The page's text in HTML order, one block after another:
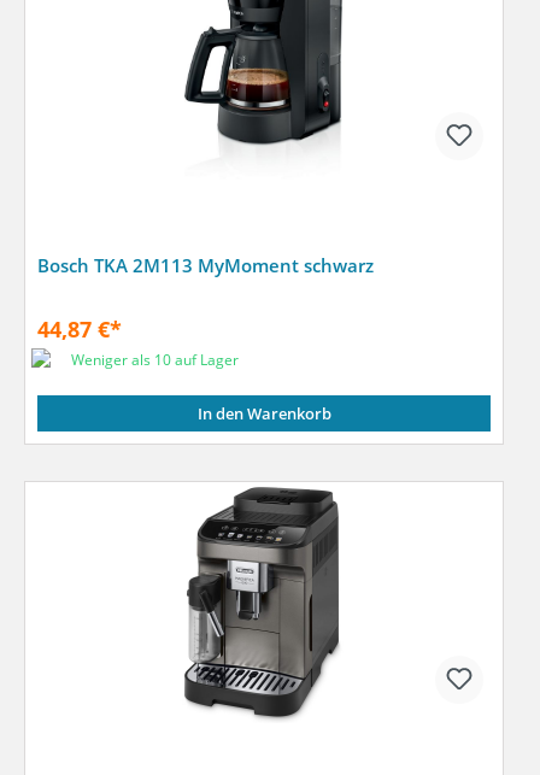
Bosch TKA 2M113 MyMoment schwarz
44,87 €*
Weniger als 10 auf Lager
In den Warenkorb